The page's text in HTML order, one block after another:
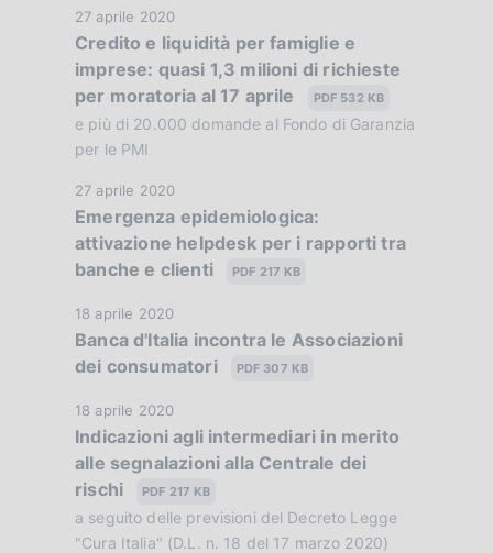
:
:
i
c
a
z
i
o
n
e
:
:
D
a
t
a
P
u
b
l
i
c
a
z
n
e
:
:
27 aprile 2020
Credito e liquidità per famiglie e
imprese: quasi 1,3 milioni di richieste
per moratoria al 17 aprile
PDF 532 KB
e più di 20.000 domande al Fondo di Garanzia
per le PMI
D
a
t
a
u
b
b
i
27 aprile 2020
Emergenza epidemiologica:
attivazione helpdesk per i rapporti tra
banche e clienti
PDF 217 KB
D
a
t
P
u
b
b
l
18 aprile 2020
Banca d'Italia incontra le Associazioni
dei consumatori
PDF 307 KB
D
a
t
a
P
u
18 aprile 2020
Indicazioni agli intermediari in merito
alle segnalazioni alla Centrale dei
rischi
PDF 217 KB
a seguito delle previsioni del Decreto Legge
"Cura Italia" (D.L. n. 18 del 17 marzo 2020)